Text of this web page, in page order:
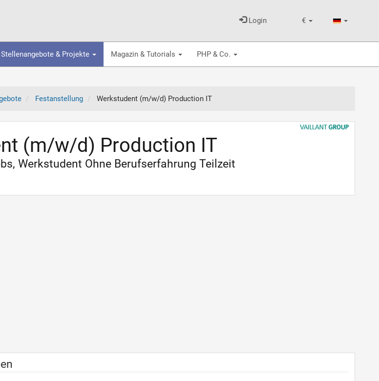
€
Login
Stellenangebote & Projekte Magazin & Tutorials PHP & Co.
Festanstellung Werkstudent (m/w/d) Production IT
(m/w/d) Production IT
Werkstudent Ohne Berufserfahrung Teilzeit